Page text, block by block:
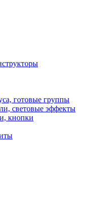
готовые группы
световые эффекты
кнопки